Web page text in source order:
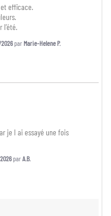
efficace.
l’été.
par Marie-Helene P.
je l ai essayé une fois
parA.B.